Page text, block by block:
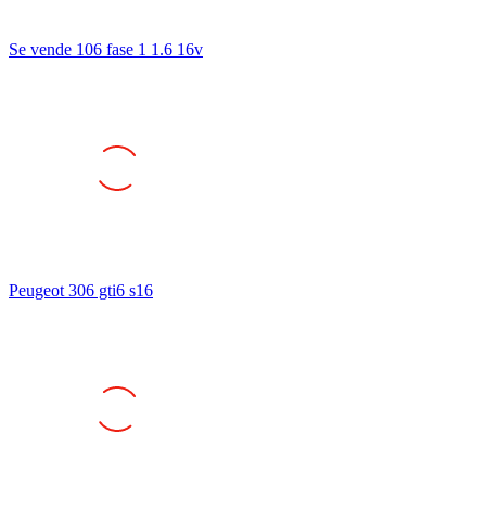
Se vende 106 fase 1 1.6 16v
Peugeot 306 gti6 s16